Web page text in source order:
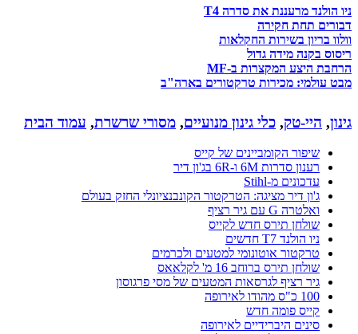
ניו הולנד מרעננת את סדרה T4
דבורים תחת חקירה
וולוו בריון בשירות החקלאות
ריסוס בקנה מידה גדול
הרחבת היצע המקצרות ב-MF
מבט עולמי: מכירות טרקטורים בארה"ב
גינון, היי-טק, כלי גינון מנועיים, מסורי שרשרת, עמוד הבית
שיפור הקומביינים של קייס
רענון סדרות 6M ו-6R בג'ון דיר
עדכונים מ-Stihl
ג'ון דיר מציגה: הטרקטור הקונבנציונלי החזק בעולם
ואלטרה G עם גיר רציף
שולחן תירס חדש לקייס
ניו הולנד T7 חדשים
טרקטור אוטונומי למטעים ולכרמים
שולחן תירס ברוחב 16 מ' לקלאאס
גיר רציף לגרסאות המטעים של מסי פרגוסון
100 כ"ס מהודו לאירופה
קייס פומה חדש
סינים היברידיים לאירופה